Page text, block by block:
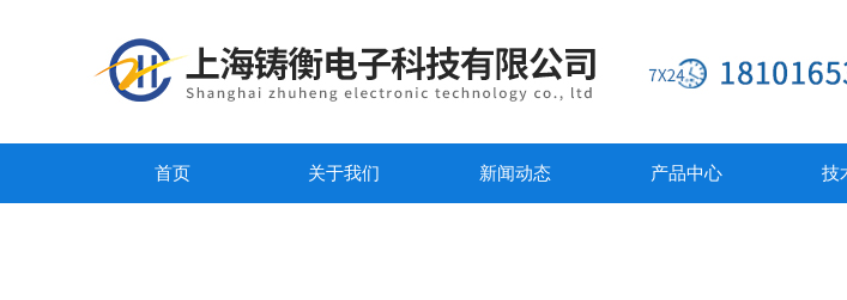
首页 关于我们 新闻动态 产品中心 技